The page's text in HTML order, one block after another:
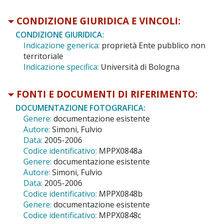
CONDIZIONE GIURIDICA E VINCOLI:
CONDIZIONE GIURIDICA:
Indicazione generica: proprietà Ente pubblico non
territoriale
Indicazione specifica: Università di Bologna
FONTI E DOCUMENTI DI RIFERIMENTO:
DOCUMENTAZIONE FOTOGRAFICA:
Genere: documentazione esistente
Autore: Simoni, Fulvio
Data: 2005-2006
Codice identificativo: MPPX0848a
Genere: documentazione esistente
Autore: Simoni, Fulvio
Data: 2005-2006
Codice identificativo: MPPX0848b
Genere: documentazione esistente
Codice identificativo: MPPX0848c